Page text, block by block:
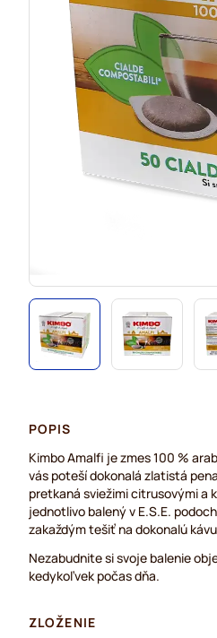
POPIS
Kimbo Amalfi je zmes 100 %
vás poteší dokonalá zlatistá
pretkaná sviežimi citrusovými a
jednotlivo balený v E.S.E.
zakaždým tešiť na dokonalú
Nezabudnite si svoje balenie
kedykoľvek počas dňa.
ZLOŽENIE